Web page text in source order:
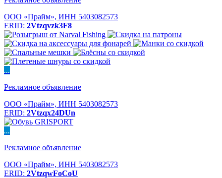
ООО «Прайм», ИНН 5403082573
ERID: 2Vtzqvzk3F8
...
Рекламное объявление
ООО «Прайм», ИНН 5403082573
ERID: 2Vtzqx24DUn
...
Рекламное объявление
ООО «Прайм», ИНН 5403082573
ERID: 2VtzqwFoCoU